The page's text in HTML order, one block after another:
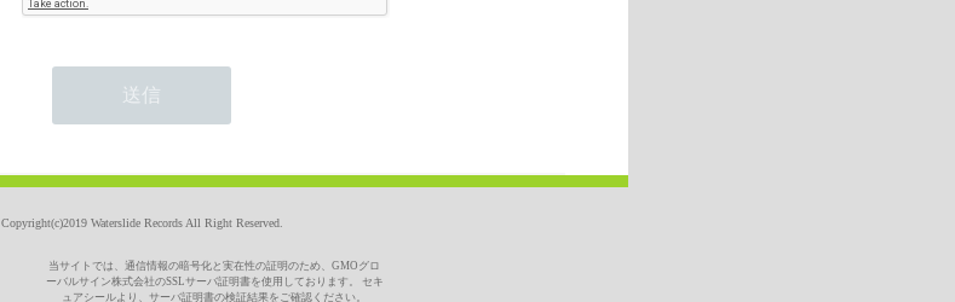
Copyright(c)2019 Waterslide Records All Right Reserved.
当サイトでは、通信情報の暗号化と実在性の証明のため、GMOグロ
ーバルサイン株式会社のSSLサーバ証明書を使用しております。 セキ
ュアシールより、サーバ証明書の検証結果をご確認ください。